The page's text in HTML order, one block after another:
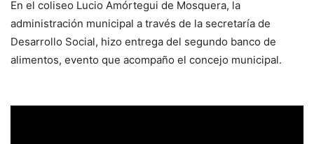
En el coliseo Lucio Amórtegui de Mosquera, la
administración municipal a través de la secretaría de
Desarrollo Social, hizo entrega del segundo banco de
alimentos, evento que acompaño el concejo municipal.